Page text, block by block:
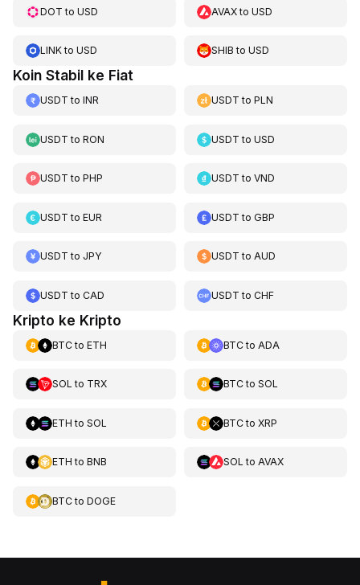
DOT to USD AVAXtoUSD
LINKto USD SHIB toUSD
Koin Stabil ke Fiat
USDT to INR USDT toPLN
USDT to RON USDT toUSD
USDT to PHP USDT toVND
USDT to EUR USDT toGBP
USDT to JPY USDT toAUD
USDT to CAD USDT toCHF
Kripto ke Kripto
BTCto ETH BTCto ADA
SOL to TRX BTCto SOL
ETH to SOL BTCto XRP
ETH to BNB SOL to AVAX
BTCto DOGE